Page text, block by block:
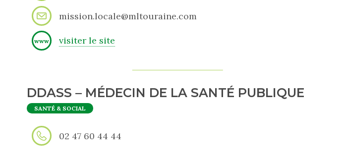
mission.locale@mltouraine.com
www visiter le site
DDASS – MÉDECIN DE LA SANTÉ PUBLIQUE
SANTÉ & SOCIAL
02 47 60 44 44